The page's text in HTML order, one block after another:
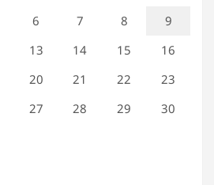
6 7 8
9
13 14 15
16
20 21 22
23
27 28 29
30